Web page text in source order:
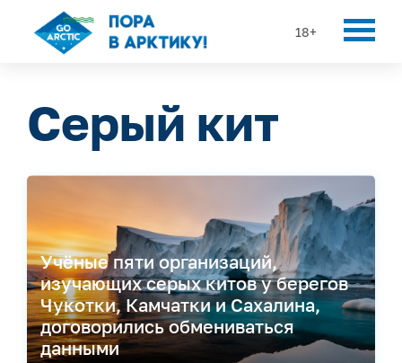
18+
Серый кит
Учёные пяти организаций,
изучающих серых китов у берегов
Чукотки, Камчатки и Сахалина,
договорились обмениваться
данными